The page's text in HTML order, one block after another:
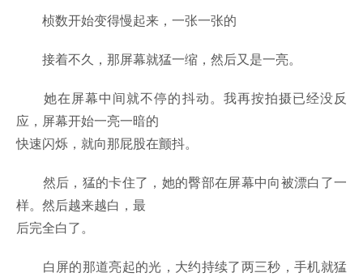
桢数开始变得慢起来，一张一张的
接着不久，那屏幕就猛一缩，然后又是一亮。
她在屏幕中间就不停的抖动。我再按拍摄已经没反
应，屏幕开始一亮一暗的
快速闪烁，就向那屁股在颤抖。
然后，猛的卡住了，她的臀部在屏幕中向被漂白了一
样。然后越来越白，最
后完全白了。
白屏的那道亮起的光，大约持续了两三秒，手机就猛